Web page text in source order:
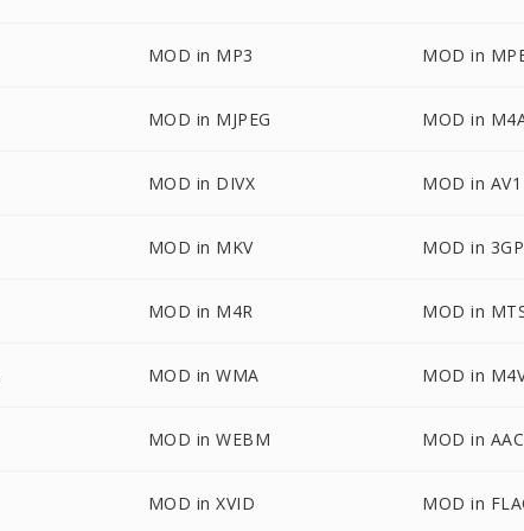
MOD in MP3 MOD in
MOD in MJPEG MOD in
MOD in DIVX MOD in AV1
MOD in MKV MOD in 3GP
MOD in M4R MOD in
MOD in WMA MOD in
MOD in WEBM MOD in AAC
MOD in XVID MOD in